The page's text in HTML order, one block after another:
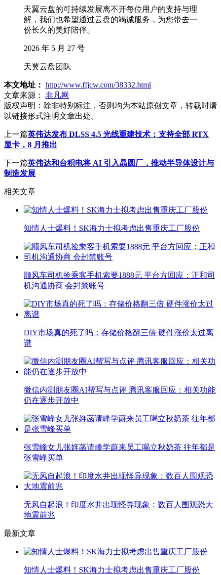
天翼云盘的可持续发展离不开每位用户的支持与理
解，我们也希望通过云盘的竭诚服务，为您带去一
份长久的美好陪伴。
2026 年 5 月 27 号
天翼云盘团队
本文地址： http://www.ffjcw.com/38332.html
文章来源：
非凡网
版权声明： 除非特别标注，否则均为本站原创文章，转载时请
以链接形式注明文章出处。
上一篇英伟达发布 DLSS 4.5 光线重建技术：支持全部 RTX
显卡，8 月推出
下一篇英伟达和台积电将 AI 引入晶圆厂，推动半导体设计与
制造发展
相关文章
知情人士爆料！SK海力士拟考虑出售重庆工厂股份
顺风车司机捡乘客手机索要1888元 平台方回应：正和司
机沟通协商 会封禁账号
DIY市场真的死了吗：存储价格翻三倍 硬件涨价太过离
谱
微信内测朋友圈AI帮写与点评 腾讯客服回应：相关功能
仍在逐步开放中
张雪峰女儿张姩菡请峰学蔚来员工喝立秋奶茶 往年都是
张雪峰买单
无风自起浪！印度水井出现怪异现象：数百人围观恐大
地震前兆
最新文章
知情人士爆料！SK海力士拟考虑出售重庆工厂股份